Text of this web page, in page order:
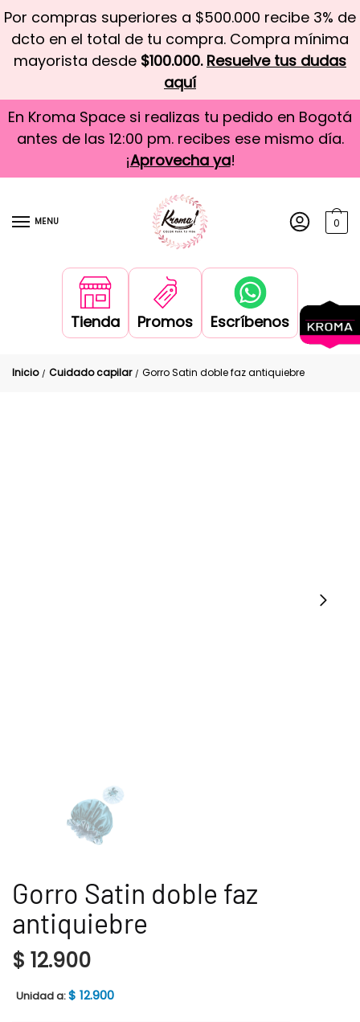
Por compras superiores a $500.000 recibe 3% de
dcto en el total de tu compra. Compra mínima
mayorista desde $100.000. Resuelve tus dudas
aquí
En Kroma Space si realizas tu pedido en Bogotá
antes de las 12:00 pm. recibes ese mismo día.
¡Aprovecha ya!
MENU 0
Tienda Promos Escríbenos
Inicio / Cuidado capilar / Gorro Satin doble faz antiquiebre
Gorro Satin doble faz
antiquiebre
$ 12.900
Unidad a:$ 12.900